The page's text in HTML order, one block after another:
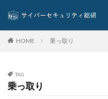
サイバー
サイバーイ
サイバー攻撃の歴史
HOME 乗っ取り
TAG
乗っ取り